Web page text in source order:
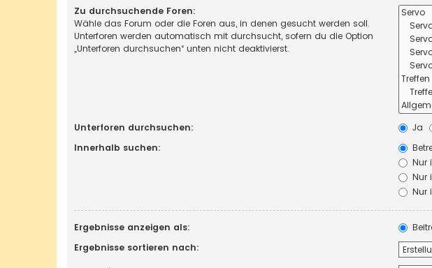
Zu durchsuchende Foren:
Wähle das Forum oder die Foren aus, in denen gesucht werden soll.
Unterforen werden automatisch mit durchsucht, sofern du die Option
„Unterforen durchsuchen“ unten nicht deaktivierst.
Unterforen durchsuchen: Ja
Innerhalb suchen:
Nur
Nur
Nur
Ergebnisse anzeigen als:
Ergebnisse sortieren nach: